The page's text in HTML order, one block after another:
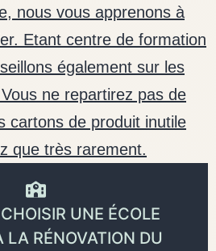
nous vous apprenons à
Etant centre de formation
également sur les
ne repartirez pas de
cartons de produit inutile
que très rarement.
UNE ÉCOLE
LA RÉNOVATION DU